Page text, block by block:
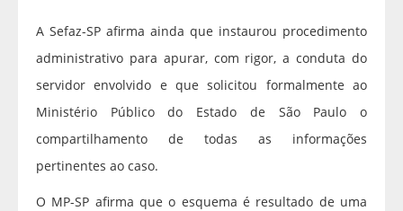
A Sefaz-SP afirma ainda que instaurou procedimento
administrativo para apurar, com rigor, a conduta do
servidor envolvido e que solicitou formalmente ao
Ministério Público do Estado de São Paulo o
compartilhamento de todas as informações
pertinentes ao caso.
O MP-SP afirma que o esquema é resultado de uma